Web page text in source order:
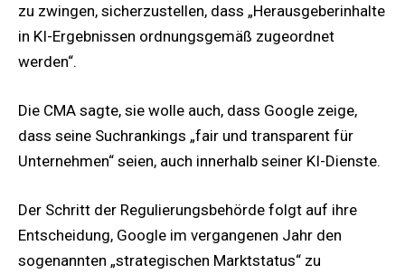
zu zwingen, sicherzustellen, dass „Herausgeberinhalte
in KI-Ergebnissen ordnungsgemäß zugeordnet
werden“.
Die CMA sagte, sie wolle auch, dass Google zeige,
dass seine Suchrankings „fair und transparent für
Unternehmen“ seien, auch innerhalb seiner KI-Dienste.
Der Schritt der Regulierungsbehörde folgt auf ihre
Entscheidung, Google im vergangenen Jahr den
sogenannten „strategischen Marktstatus“ zu